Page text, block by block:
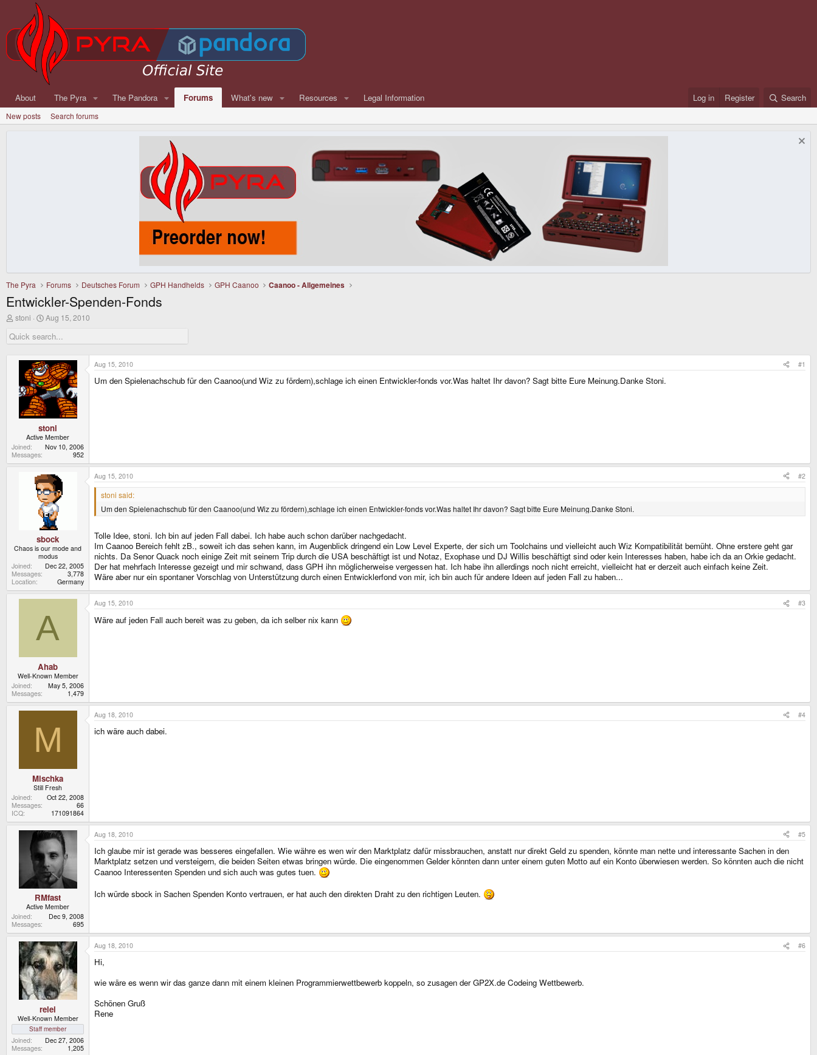
About The Pyra The Pandora Forums What's new Resources Legal Information Log in Register Search
New posts Search forums
The Pyra Forums Deutsches Forum GPH Handhelds GPH Caanoo Caanoo - Allgemeines
Entwickler-Spenden-Fonds
T
r
e
stoni
S
a
r
d
a
t
e
Aug 15, 2010
stoni
Active Member
Joined
Nov 10, 2006
Messages
952
Aug 15, 2010 #1
Um den Spielenachschub für den Caanoo(und Wiz zu fördern),schlage ich einen Entwickler-fonds vor.Was haltet Ihr davon? Sagt bitte Eure Meinung.Danke Stoni.
sbock
Chaos is our mode and
modus
Joined
Dec 22, 2005
Messages
3,778
Location
Germany
Aug 15, 2010 #2
stoni said:
Um den Spielenachschub für den Caanoo(und Wiz zu fördern),schlage ich einen Entwickler-fonds vor.Was haltet Ihr davon? Sagt bitte Eure Meinung.Danke Stoni.
Tolle Idee, stoni. Ich bin auf jeden Fall dabei. Ich habe auch schon darüber nachgedacht.
Im Caanoo Bereich fehlt zB., soweit ich das sehen kann, im Augenblick dringend ein Low Level Experte, der sich um Toolchains und vielleicht auch Wiz Kompatibilität bemüht. Ohne erstere geht gar
nichts. Da Senor Quack noch einige Zeit mit seinem Trip durch die USA beschäftigt ist und Notaz, Exophase und DJ Willis beschäftigt sind oder kein Interesses haben, habe ich da an Orkie gedacht.
Der hat mehrfach Interesse gezeigt und mir schwand, dass GPH ihn möglicherweise vergessen hat. Ich habe ihn allerdings noch nicht erreicht, vielleicht hat er derzeit auch einfach keine Zeit.
Wäre aber nur ein spontaner Vorschlag von Unterstützung durch einen Entwicklerfond von mir, ich bin auch für andere Ideen auf jeden Fall zu haben...
A
Ahab
Well-Known Member
Joined
May 5, 2006
Messages
1,479
Aug 15, 2010 #3
Wäre auf jeden Fall auch bereit was zu geben, da ich selber nix kann
M
Mischka
Still Fresh
Joined
Oct 22, 2008
Messages
66
ICQ
171091864
Aug 18, 2010 #4
ich wäre auch dabei.
RMfast
Active Member
Joined
Dec 9, 2008
Messages
695
Aug 18, 2010 #5
Ich glaube mir ist gerade was besseres eingefallen. Wie währe es wen wir den Marktplatz dafür missbrauchen, anstatt nur direkt Geld zu spenden, könnte man nette und interessante Sachen in den
Marktplatz setzen und versteigern, die beiden Seiten etwas bringen würde. Die eingenommen Gelder könnten dann unter einem guten Motto auf ein Konto überwiesen werden. So könnten auch die nicht
Caanoo Interessenten Spenden und sich auch was gutes tuen.
Ich würde sbock in Sachen Spenden Konto vertrauen, er hat auch den direkten Draht zu den richtigen Leuten.
relei
Well-Known Member
Staff member
Joined
Dec 27, 2006
Messages
1,205
Aug 18, 2010 #6
Hi,
wie wäre es wenn wir das ganze dann mit einem kleinen Programmierwettbewerb koppeln, so zusagen der GP2X.de Codeing Wettbewerb.
Schönen Gruß
Rene